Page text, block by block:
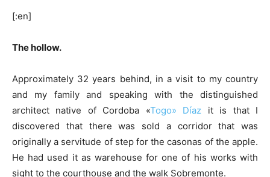
[:en]
The hollow.
Approximately 32 years behind, in a visit to my country
and my family and speaking with the distinguished
architect native of Cordoba «Togo» Díaz it is that I
discovered that there was sold a corridor that was
originally a servitude of step for the casonas of the apple.
He had used it as warehouse for one of his works with
sight to the courthouse and the walk Sobremonte.